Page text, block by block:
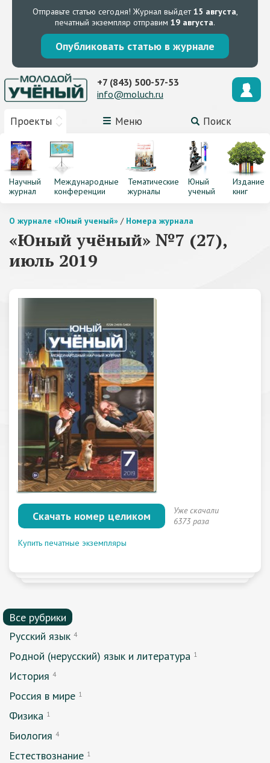
Отправьте статью сегодня! Журнал выйдет15 августа,
печатный экземпляр отправим 19 августа.
Опубликовать статью в журнале
Проекты Меню Поиск
+7 (843) 500-57-53
info@moluch.ru
Научный
журнал
Международные
конференции
Тематические
журналы
Юный
ученый
Издание
книг
О журнале «Юный ученый» / Номера журнала
«Юный учёный» №7 (27),
июль 2019
Скачать номер целиком
Уже скачали
6373 раза
Купить печатные экземпляры
Все рубрики
Русский язык 4
Родной (нерусский) язык и литература 1
История 4
Россия в мире 1
Физика 1
Биология 4
Естествознание 1